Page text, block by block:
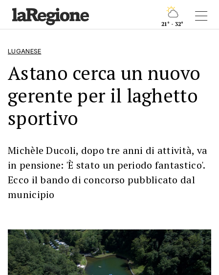
21° - 32°
LUGANESE
Astano cerca un nuovo
gerente per il laghetto
sportivo
Michèle Ducoli, dopo tre anni di attività, va
in pensione: 'È stato un periodo fantastico'.
Ecco il bando di concorso pubblicato dal
municipio